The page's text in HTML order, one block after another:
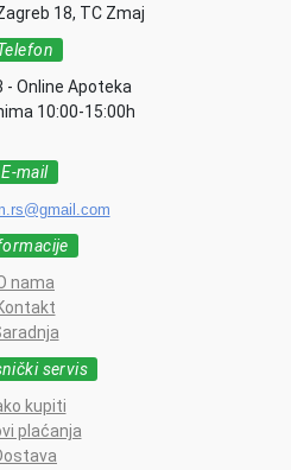
18, TC Zmaj
- Online Apoteka
10:00-15:00h
E-mail
nama
servis
kupiti
plaćanja